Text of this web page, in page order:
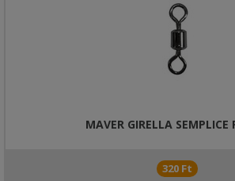
MAVER GIRELLA SEMPLICE
320 Ft